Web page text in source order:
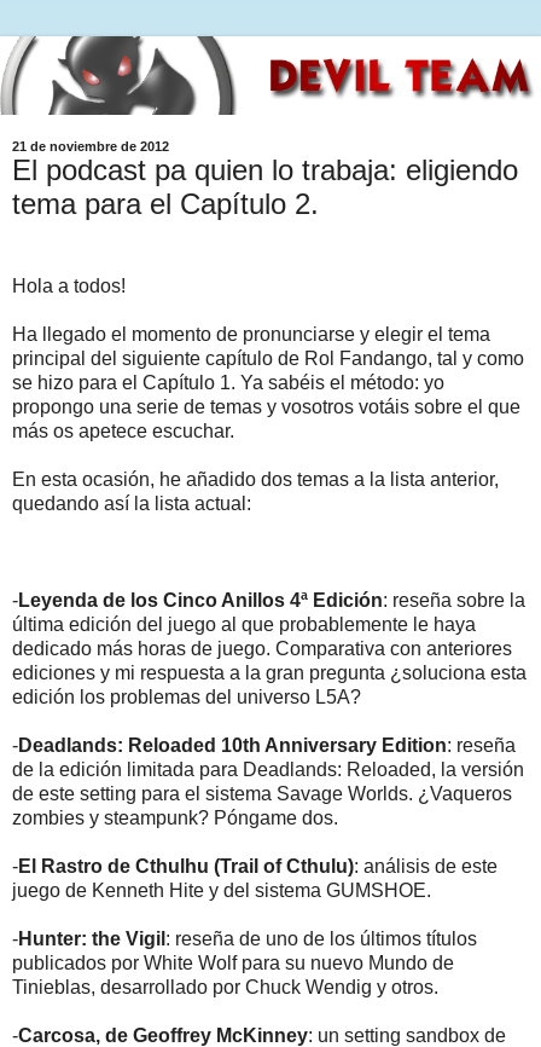
21 de noviembre de 2012
El podcast pa quien lo trabaja: eligiendo
tema para el Capítulo 2.
Hola a todos!
Ha llegado el momento de pronunciarse y elegir el tema
principal del siguiente capítulo de Rol Fandango, tal y como
se hizo para el Capítulo 1. Ya sabéis el método: yo
propongo una serie de temas y vosotros votáis sobre el que
más os apetece escuchar.
En esta ocasión, he añadido dos temas a la lista anterior,
quedando así la lista actual:
-Leyenda de los Cinco Anillos 4ª Edición: reseña sobre la
última edición del juego al que probablemente le haya
dedicado más horas de juego. Comparativa con anteriores
ediciones y mi respuesta a la gran pregunta ¿soluciona esta
edición los problemas del universo L5A?
-Deadlands: Reloaded 10th Anniversary Edition: reseña
de la edición limitada para Deadlands: Reloaded, la versión
de este setting para el sistema Savage Worlds. ¿Vaqueros
zombies y steampunk? Póngame dos.
-El Rastro de Cthulhu (Trail of Cthulu): análisis de este
juego de Kenneth Hite y del sistema GUMSHOE.
-Hunter: the Vigil : reseña de uno de los últimos títulos
publicados por White Wolf para su nuevo Mundo de
Tinieblas, desarrollado por Chuck Wendig y otros.
-Carcosa, de Geoffrey McKinney: un setting sandbox de